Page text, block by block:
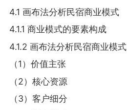
4.1 画布法分析民宿商业模式
4.1.1 商业模式的要素构成
4.1.2 画布法分析民宿商业模式
（1）价值主张
（2）核心资源
（3）客户细分